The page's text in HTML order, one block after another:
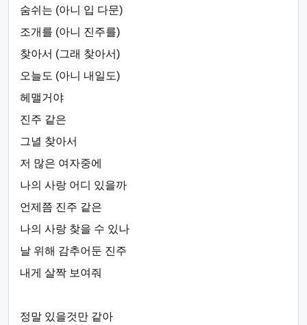
숨쉬는 (아니 입 다문)
조개를 (아니 진주를)
찾아서 (그래 찾아서)
오늘도 (아니 내일도)
헤맬거야
진주 같은
그녈 찾아서
저 많은 여자중에
나의 사랑 어디 있을까
언제쯤 진주 같은
나의 사랑 찾을 수 있나
날 위해 감추어둔 진주
내게 살짝 보여줘
정말 있을것만 같아